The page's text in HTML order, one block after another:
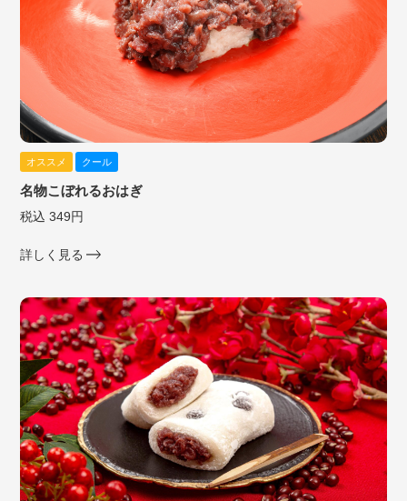
オススメ クール
名物こぼれるおはぎ
税込 349円
詳しく見る